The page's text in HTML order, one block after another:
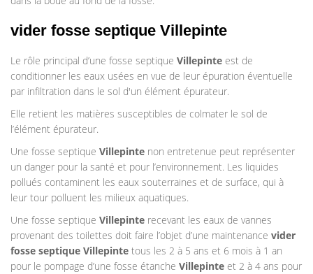
vider fosse septique Villepinte
Le rôle principal d’une fosse septique Villepinte est de
conditionner les eaux usées en vue de leur épuration éventuelle
par infiltration dans le sol d'un élément épurateur.
Elle retient les matières susceptibles de colmater le sol de
l’élément épurateur.
Une fosse septique Villepinte non entretenue peut représenter
un danger pour la santé et pour l’environnement. Les liquides
pollués contaminent les eaux souterraines et de surface, qui à
leur tour polluent les milieux aquatiques.
Une fosse septique Villepinte recevant les eaux de vannes
provenant des toilettes doit faire l’objet d’une maintenance vider
fosse septique Villepinte tous les 2 à 5 ans et 6 mois à 1 an
pour le pompage d’une fosse étanche Villepinte et 2 à 4 ans pour